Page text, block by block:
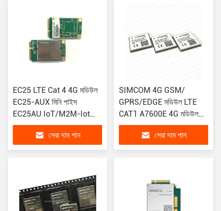
EC25 LTE Cat 4 4G মডিউল
EC25-AUX মিনি পাইস
EC25AU IoT/M2M-Iot
ডিভাইসের জন্য অপ্টিমাইজড
সেরা দাম পান
SIMCOM 4G GSM/
GPRS/EDGE মডিউল LTE
CAT1 A7600E 4G মডিউল
A7600E A7600
সেরা দাম পান